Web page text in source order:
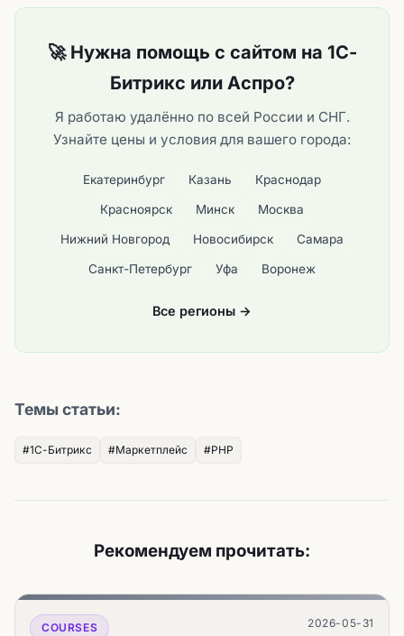
🚀 Нужна помощь с сайтом на 1С-
Битрикс или Аспро?
Я работаю удалённо по всей России и СНГ.
Узнайте цены и условия для вашего города:
Екатеринбург Казань Краснодар
Красноярск Минск Москва
Нижний Новгород Новосибирск Самара
Санкт-Петербург Уфа Воронеж
Все регионы →
Темы статьи:
#1С-Битрикс #Маркетплейс #PHP
Рекомендуем прочитать:
COURSES 2026-05-31